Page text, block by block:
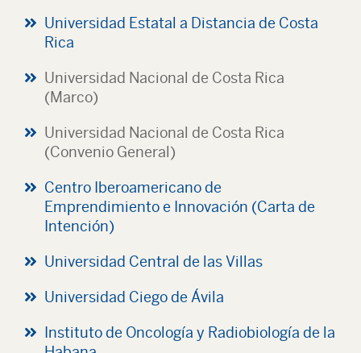
Universidad Estatal a Distancia de Costa
Rica
Universidad Nacional de Costa Rica
(Marco)
Universidad Nacional de Costa Rica
(Convenio General)
Centro Iberoamericano de
Emprendimiento e Innovación (Carta de
Intención)
Universidad Central de las Villas
Universidad Ciego de Ávila
Instituto de Oncología y Radiobiología de la